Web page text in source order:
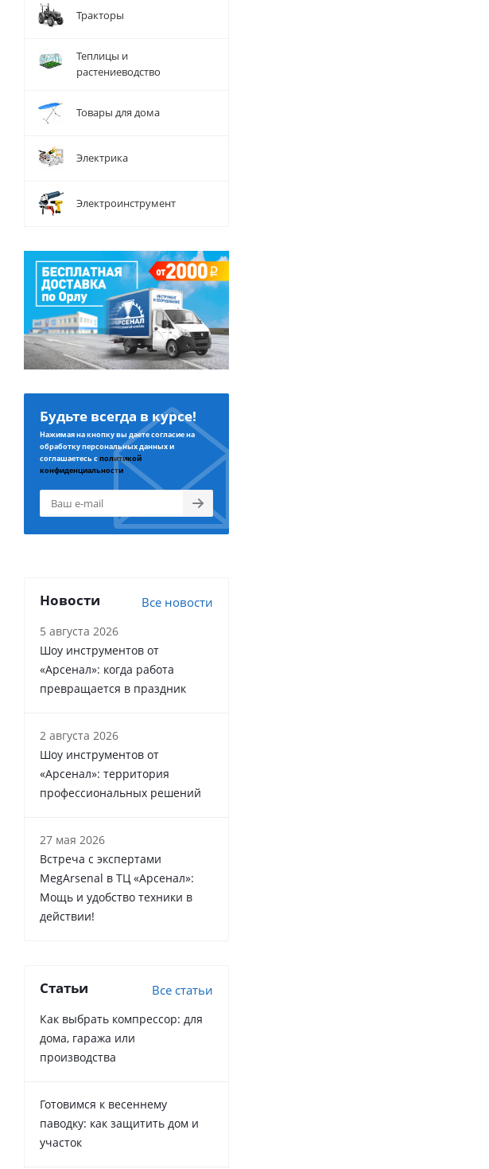
Тракторы
Теплицы и
растениеводство
Товары для дома
Электрика
Электроинструмент
Будьте всегда в курсе!
Нажимая на кнопку вы даете согласие на
обработку персональных данных и
соглашаетесь сполитикой
конфиденциальности
Новости Все новости
5 августа 2026
Шоу инструментов от
«Арсенал»: когда работа
превращается в праздник
2 августа 2026
Шоу инструментов от
«Арсенал»: территория
профессиональных решений
27 мая 2026
Встреча с экспертами
MegArsenal в ТЦ «Арсенал»:
Мощь и удобство техники в
действии!
Статьи Все статьи
Как выбрать компрессор: для
дома, гаража или
производства
Готовимся к весеннему
паводку: как защитить дом и
участок